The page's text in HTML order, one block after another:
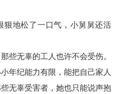
狠地松了一口气，小舅舅还活
些无辜的工人也许不会受伤。
年纪能力有限，能把自己家人
无辜受害者，她也只能说声抱